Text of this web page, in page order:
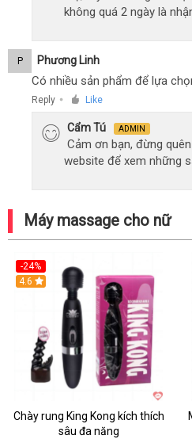
không quá 2 ngày là
P Phương Linh
Có nhiều sản phẩm để lựa
Reply ● Like
Cẩm Tú ADMIN
Cảm ơn bạn, đừng
website để xem những
Máy massage cho nữ
-24%
4.6
Chày rung King Kong kích thích
sâu đa năng